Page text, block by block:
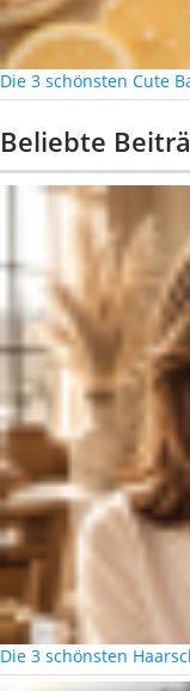
Die 3 schönsten Cute
Beliebte
Die 3 schönsten